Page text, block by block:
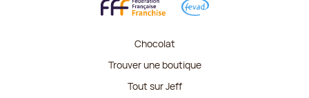
Chocolat
Trouver une boutique
Tout sur Jeff